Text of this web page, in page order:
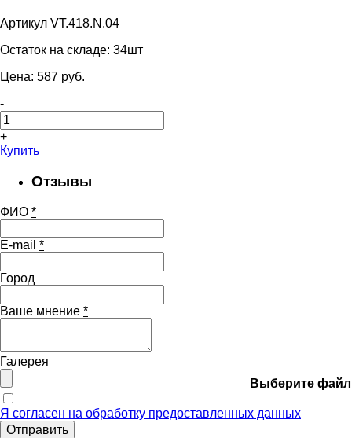
Артикул VT.418.N.04
Остаток на складе: 34шт
Цена: 587 pуб.
-
+
Купить
Отзывы
ФИО *
E-mail *
Город
Ваше мнение *
Галерея
Выберите файл
Я согласен на обработку предоставленных данных
Отправить